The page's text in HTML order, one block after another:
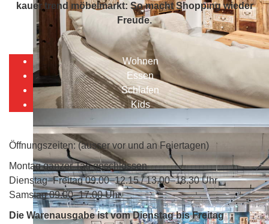
kauer trend möbelmarkt: So macht Shopping wieder
Freude.
Wohnen
Essen
Schlafen
Kids
Öffnungszeiten: (ausser vor und an Feiertagen)
Montag ganzer Tag geschlossen
Dienstag–Freitag 09.00–12.15 / 13.00–18.30 Uhr
Samstag 09.00–17.00 Uhr
Die Warenausgabe ist vom Dienstag bis Freitag